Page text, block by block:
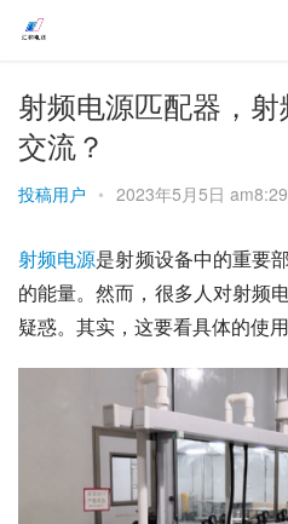
射频电源匹配器，
交流？
投稿用户 • 2023年5月5日 am8:29
射频电源是射频设备中的重要
的能量。然而，很多人对射频
疑惑。其实，这要看具体的使用